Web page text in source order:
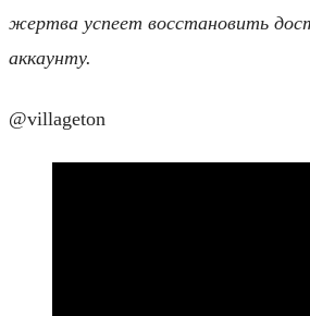
жертва успеет восстановить
аккаунту.
@villageton